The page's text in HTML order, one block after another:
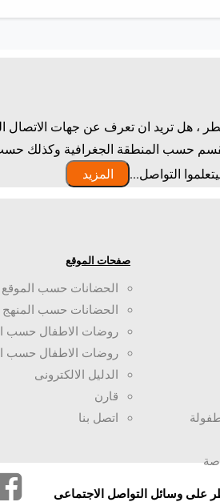
، هل تريد ان تعرف عن جهات الاتصال
المنطقة الجغرافية وكذلك حسب
التواصل...
المزيد
صفحات الموقع
الحضانات حسب الموقع
الحضانات حسب المنهج
روضات الاطفال حسب
روضات الاطفال حسب
الدليل الالكترونى
قارن
اتصل بنا
على وسائل التواصل الاجتماعى